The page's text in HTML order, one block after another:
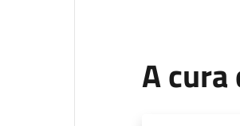
A cura